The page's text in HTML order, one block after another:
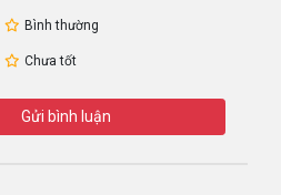
Bình thường
Chưa tốt
Gửi bình luận